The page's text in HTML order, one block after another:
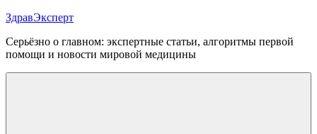
Перейти
содержимому
ЗдравЭксперт
Серьёзно о главном: экспертные статьи, алгоритмы первой
помощи и новости мировой медицины